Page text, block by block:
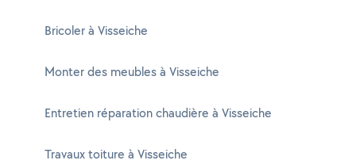
Bricoler à Visseiche
Monter des meubles à Visseiche
Entretien réparation chaudière à Visseiche
Travaux toiture à Visseiche